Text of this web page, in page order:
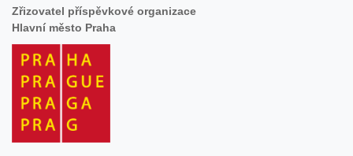
Zřizovatel příspěvkové organizace
Hlavní město Praha